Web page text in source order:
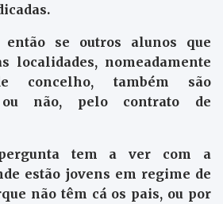
então se outros alunos que
localidades, nomeadamente
concelho, também são
ou não, pelo contrato de
tem a ver com a
estão jovens em regime de
não têm cá os pais, ou por